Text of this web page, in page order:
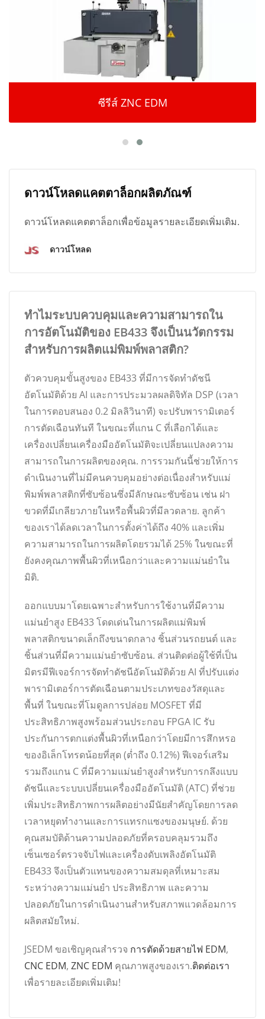
ซีรีส์ ZNC EDM
ดาวน์โหลดแคตตาล็อกผลิตภัณฑ์
ดาวน์โหลดแคตตาล็อกเพื่อข้อมูลรายละเอียดเพิ่มเติม.
ดาวน์โหลด
ทำไมระบบควบคุมและความสามารถใน
การอัตโนมัติของ EB433 จึงเป็นนวัตกรรม
สำหรับการผลิตแม่พิมพ์พลาสติก?
ตัวควบคุมขั้นสูงของ EB433 ที่มีการจัดทำดัชนี
อัตโนมัติด้วย AI และการประมวลผลดิจิทัล DSP (เวลา
ในการตอบสนอง 0.2 มิลลิวินาที) จะปรับพารามิเตอร์
การตัดเฉือนทันที ในขณะที่แกน C ที่เลือกได้และ
เครื่องเปลี่ยนเครื่องมืออัตโนมัติจะเปลี่ยนแปลงความ
สามารถในการผลิตของคุณ. การรวมกันนี้ช่วยให้การ
ดำเนินงานที่ไม่มีคนควบคุมอย่างต่อเนื่องสำหรับแม่
พิมพ์พลาสติกที่ซับซ้อนซึ่งมีลักษณะซับซ้อน เช่น ฝา
ขวดที่มีเกลียวภายในหรือพื้นผิวที่มีลวดลาย. ลูกค้า
ของเราได้ลดเวลาในการตั้งค่าได้ถึง 40% และเพิ่ม
ความสามารถในการผลิตโดยรวมได้ 25% ในขณะที่
ยังคงคุณภาพพื้นผิวที่เหนือกว่าและความแม่นยำใน
มิติ.
ออกแบบมาโดยเฉพาะสำหรับการใช้งานที่มีความ
แม่นยำสูง EB433 โดดเด่นในการผลิตแม่พิมพ์
พลาสติกขนาดเล็กถึงขนาดกลาง ชิ้นส่วนรถยนต์ และ
ชิ้นส่วนที่มีความแม่นยำซับซ้อน. ส่วนติดต่อผู้ใช้ที่เป็น
มิตรมีฟีเจอร์การจัดทำดัชนีอัตโนมัติด้วย AI ที่ปรับแต่ง
พารามิเตอร์การตัดเฉือนตามประเภทของวัสดุและ
พื้นที่ ในขณะที่โมดูลการปล่อย MOSFET ที่มี
ประสิทธิภาพสูงพร้อมส่วนประกอบ FPGA IC รับ
ประกันการตกแต่งพื้นผิวที่เหนือกว่าโดยมีการสึกหรอ
ของอิเล็กโทรดน้อยที่สุด (ต่ำถึง 0.12%) ฟีเจอร์เสริม
รวมถึงแกน C ที่มีความแม่นยำสูงสำหรับการกลึงแบบ
ดัชนีและระบบเปลี่ยนเครื่องมืออัตโนมัติ (ATC) ที่ช่วย
เพิ่มประสิทธิภาพการผลิตอย่างมีนัยสำคัญโดยการลด
เวลาหยุดทำงานและการแทรกแซงของมนุษย์. ด้วย
คุณสมบัติด้านความปลอดภัยที่ครอบคลุมรวมถึง
เซ็นเซอร์ตรวจจับไฟและเครื่องดับเพลิงอัตโนมัติ
EB433 จึงเป็นตัวแทนของความสมดุลที่เหมาะสม
ระหว่างความแม่นยำ ประสิทธิภาพ และความ
ปลอดภัยในการดำเนินงานสำหรับสภาพแวดล้อมการ
ผลิตสมัยใหม่.
JSEDM ขอเชิญคุณสำรวจ การตัดด้วยสายไฟ EDM,
CNC EDM, ZNC EDM คุณภาพสูงของเรา.ติดต่อเรา
เพื่อรายละเอียดเพิ่มเติม!